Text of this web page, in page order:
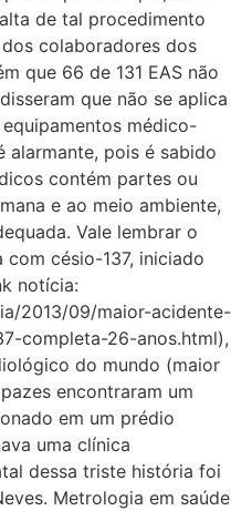
de tal procedimento
colaboradores dos
que 66 de 131 EAS não
que não se aplica
médico-
alarmante, pois é sabido
contém partes ou
e ao meio ambiente,
Vale lembrar o
césio-137, iniciado
notícia:
2013/09/maior-acidente-
completa-26-anos.html),
do mundo (maior
encontraram um
em um prédio
uma clínica
dessa triste história foi
Metrologia em saúde